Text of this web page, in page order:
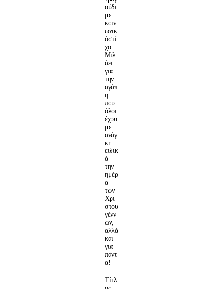
ούδι
με
κοιν
ωνικ
όστί
χο.
Μιλ
άει
για
την
αγάπ
η
που
όλοι
έχου
με
ανάγ
κη
ειδικ
ά
την
ημέρ
α
των
Χρι
στου
γένν
ων,
αλλά
και
για
πάντ
α!
Τίτλ